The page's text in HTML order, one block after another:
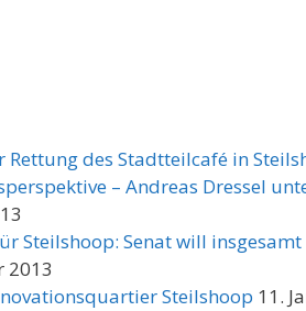
Rettung des Stadtteilcafé in
– Andreas Dressel
Steilshoop: Senat will
2013
Steilshoop 11.